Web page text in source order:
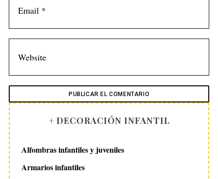
+ DECORACIÓN INFANTIL
Alfombras infantiles y juveniles
Armarios infantiles